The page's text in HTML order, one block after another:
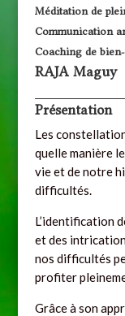
Méditation de
Communication
Coaching de
RAJA Maguy
Présentation
Les
quelle manière
vie et de notre
difficultés.
L’identification
et des
nos difficultés
profiter
Grâce à son